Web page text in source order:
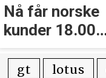
Innfører
kilometer­
avgift for
elbiler
gt lotus